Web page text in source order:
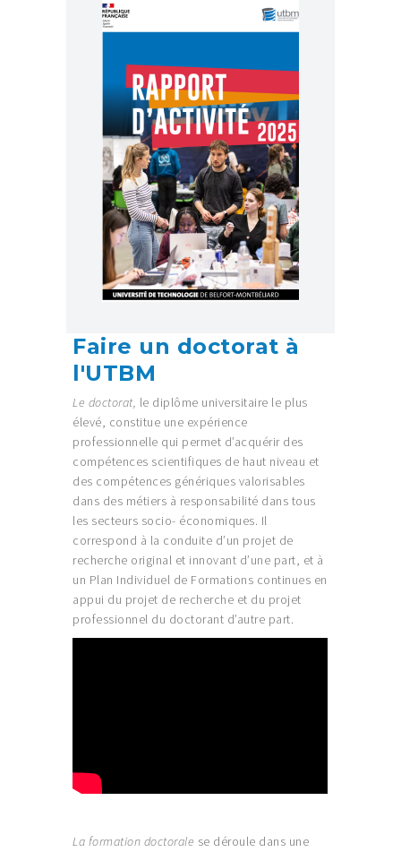
Faire un doctorat à
l'UTBM
Le doctorat, le diplôme universitaire le plus
élevé, constitue une expérience
professionnelle qui permet d’acquérir des
compétences scientifiques de haut niveau et
des compétences génériques valorisables
dans des métiers à responsabilité dans tous
les secteurs socio- économiques. Il
correspond à la conduite d’un projet de
recherche original et innovant d’une part, et à
un Plan Individuel de Formations continues en
appui du projet de recherche et du projet
professionnel du doctorant d’autre part.
La formation doctorale se déroule dans une